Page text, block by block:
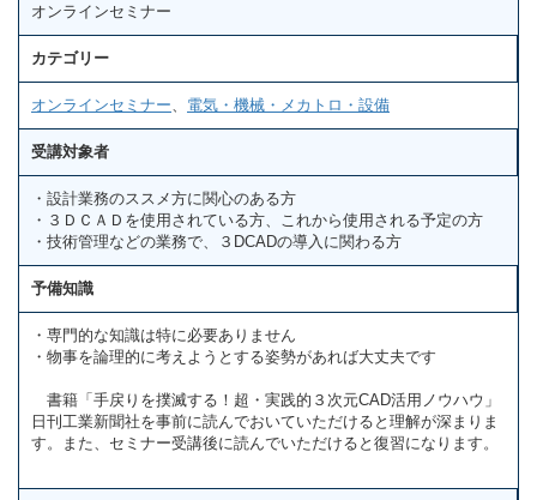
オンラインセミナー
カテゴリー
オンラインセミナー 電気・機械・メカトロ・設備
受講対象者
・設計業務のススメ方に関心のある方
・３ＤＣＡＤを使用されている方、これから使用される予定の方
・技術管理などの業務で、３DCADの導入に関わる方
予備知識
・専門的な知識は特に必要ありません
・物事を論理的に考えようとする姿勢があれば大丈夫です
書籍「手戻りを撲滅する！超・実践的３次元CAD活用ノウハウ」
日刊工業新聞社を事前に読んでおいていただけると理解が深まりま
す。また、セミナー受講後に読んでいただけると復習になります。